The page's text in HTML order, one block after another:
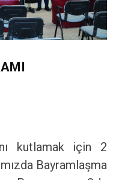
kutlamak için 2
Bayramlaşma